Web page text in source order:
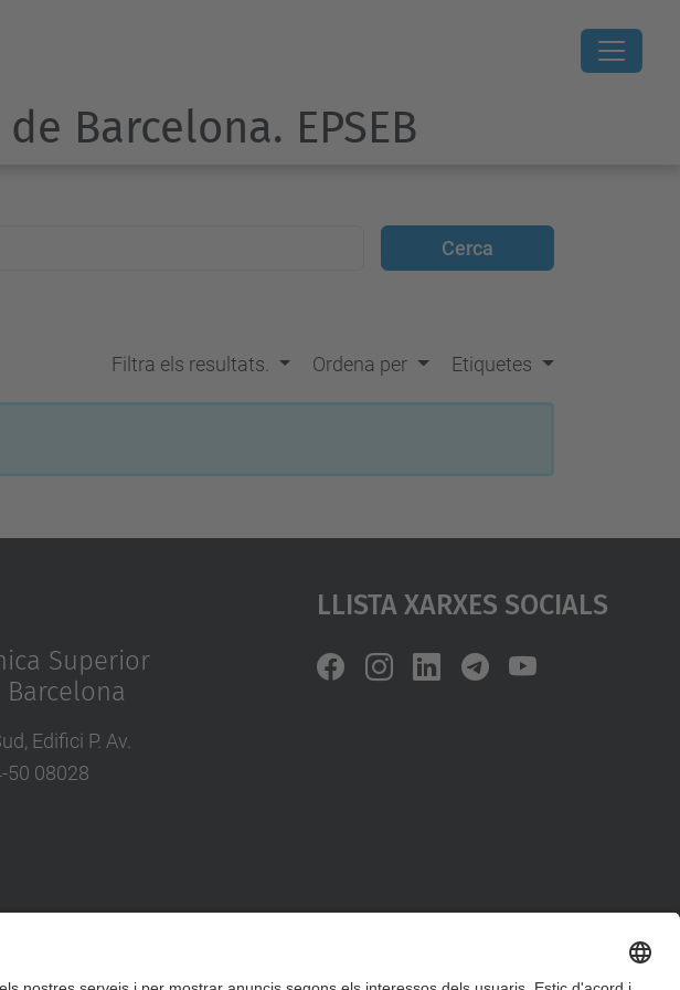
Barcelona. EPSEB
Filtra els resultats. Ordena per Etiquetes
Superior
Edifici P. Av.
50 08028
Llista Xarxes Socials